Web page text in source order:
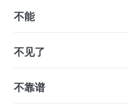
不能
不见了
不靠谱